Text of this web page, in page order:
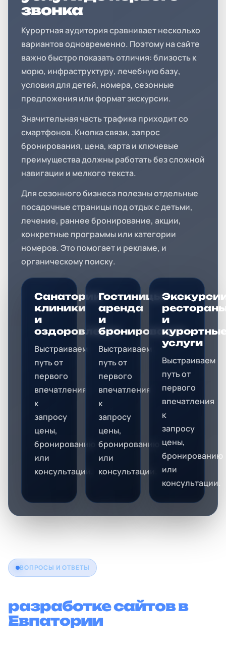
звонка
Курортная аудитория сравнивает несколько
вариантов одновременно. Поэтому на сайте
важно быстро показать отличия: близость к
морю, инфраструктуру, лечебную базу,
условия для детей, номера, сезонные
предложения или формат экскурсии.
Значительная часть трафика приходит со
смартфонов. Кнопка связи, запрос
бронирования, цена, карта и ключевые
преимущества должны работать без сложной
навигации и мелкого текста.
Для сезонного бизнеса полезны отдельные
посадочные страницы под отдых с детьми,
лечение, раннее бронирование, акции,
конкретные программы или категории
номеров. Это помогает и рекламе, и
органическому поиску.
Санатории,
клиники
и
оздоровление
Выстраиваем
путь от
первого
впечатления
к
запросу
цены,
бронированию
или
консультации.
Гостиницы,
аренда
и
бронирование
Выстраиваем
путь от
первого
впечатления
к
запросу
цены,
бронированию
или
консультации.
и
услуги
Выстраиваем
путь от
первого
впечатления
к
запросу
цены,
бронированию
или
консультации.
ВОПРОСЫ И ОТВЕТЫ
разработке сайтов в
Евпатории